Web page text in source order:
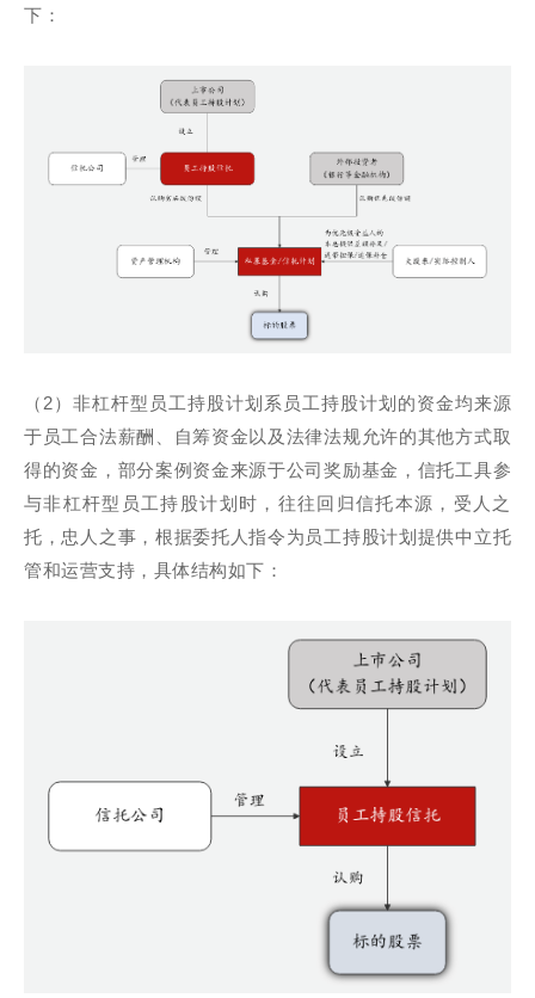
下：
（2）非杠杆型员工持股计划系员工持股计划的资金均来源
于员工合法薪酬、自筹资金以及法律法规允许的其他方式取
得的资金，部分案例资金来源于公司奖励基金，信托工具参
与非杠杆型员工持股计划时，往往回归信托本源，受人之
托，忠人之事，根据委托人指令为员工持股计划提供中立托
管和运营支持，具体结构如下：